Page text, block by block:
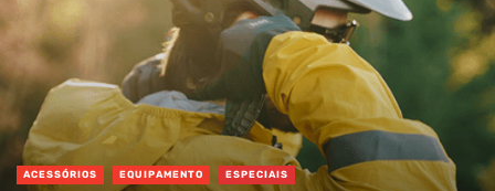
ACESSÓRIOS EQUIPAMENTO ESPECIAIS